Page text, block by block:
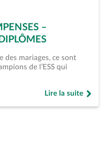
–
des mariages, ce sont
de l’ESS qui
/ Récompenses &#8211;
/ Récompenses &#8211;
Lire la suite
de « Les Sports /